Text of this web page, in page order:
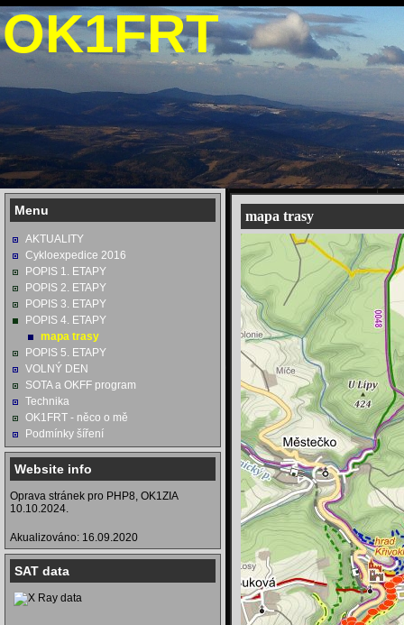
OK1FRT
mapa trasy
Menu
AKTUALITY
Cykloexpedice 2016
POPIS 1. ETAPY
POPIS 2. ETAPY
POPIS 3. ETAPY
POPIS 4. ETAPY
mapa trasy
POPIS 5. ETAPY
VOLNÝ DEN
SOTA a OKFF program
Technika
OK1FRT - něco o mě
Podmínky šíření
Website info
Oprava stránek pro PHP8, OK1ZIA
10.10.2024.
Akualizováno: 16.09.2020
SAT data